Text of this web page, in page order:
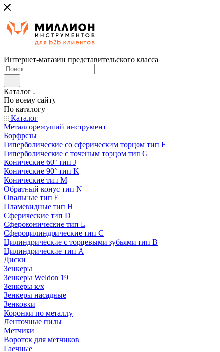
Интернет-магазин представительского класса
Каталог
По всему сайту
По каталогу
Каталог
Металлорежущий инструмент
Борфрезы
Гиперболические cо сферическим торцом тип F
Гиперболические с точеным торцом тип G
Конические 60° тип J
Конические 90° тип K
Конические тип M
Обратный конус тип N
Овальные тип E
Пламевидные тип H
Сферические тип D
Сфероконические тип L
Сфероцилиндрические тип C
Цилиндрические с торцевыми зубьями тип B
Цилиндрические тип А
Диски
Зенкеры
Зенкеры Weldon 19
Зенкеры к/х
Зенкеры насадные
Зенковки
Коронки по металлу
Ленточные пилы
Метчики
Вороток для метчиков
Гаечные